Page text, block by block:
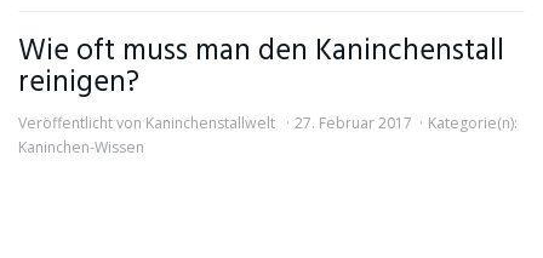
Wie oft muss man den Kaninchenstall
reinigen?
Veröffentlicht von Kaninchenstallwelt 27. Februar 2017
Kategorie(n):
Kaninchen-Wissen